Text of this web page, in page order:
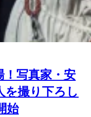
写真家・安
を撮り下ろし
始